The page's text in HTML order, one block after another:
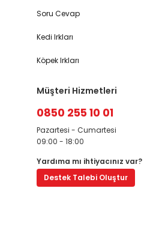
Soru Cevap
Kedi Irkları
Köpek Irkları
Müşteri Hizmetleri
0850 255 10 01
Pazartesi - Cumartesi
09:00 - 18:00
Yardıma mı ihtiyacınız var?
Destek Talebi Oluştur